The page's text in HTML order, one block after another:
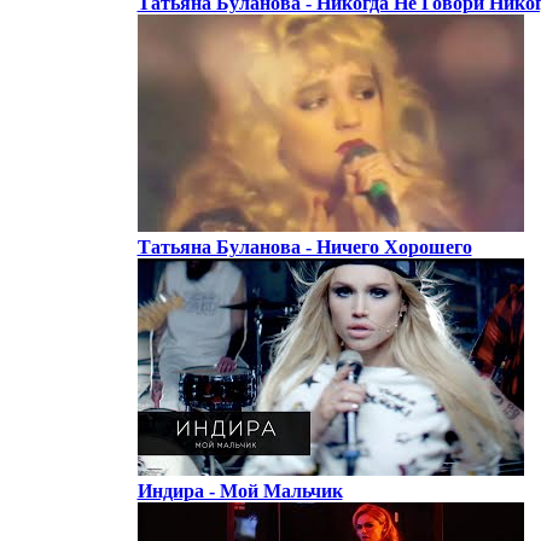
Татьяна Буланова - Ничего Хорошего
Индира - Мой Мальчик